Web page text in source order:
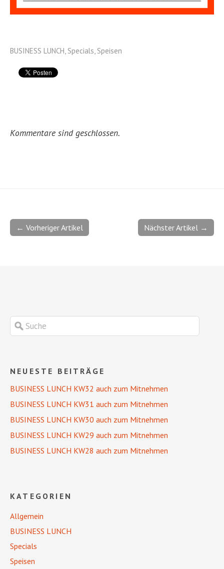
BUSINESS LUNCH, Specials, Speisen
Kommentare sind geschlossen.
Nächster Artikel →
← Vorheriger Artikel
NEUESTE BEITRÄGE
BUSINESS LUNCH KW32 auch zum Mitnehmen
BUSINESS LUNCH KW31 auch zum Mitnehmen
BUSINESS LUNCH KW30 auch zum Mitnehmen
BUSINESS LUNCH KW29 auch zum Mitnehmen
BUSINESS LUNCH KW28 auch zum Mitnehmen
KATEGORIEN
Allgemein
BUSINESS LUNCH
Specials
Speisen